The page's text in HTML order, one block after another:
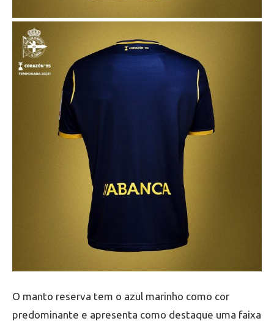
O manto reserva tem o azul marinho como cor
predominante e apresenta como destaque uma faixa